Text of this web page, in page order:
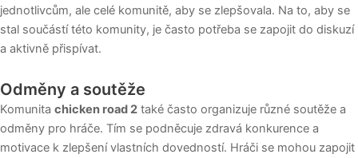
jednotlivcům, ale celé komunitě, aby se zlepšovala. Na to, aby se
stal součástí této komunity, je často potřeba se zapojit do diskuzí
a aktivně přispívat.
Odměny a soutěže
Komunita chicken road 2 také často organizuje různé soutěže a
odměny pro hráče. Tím se podněcuje zdravá konkurence a
motivace k zlepšení vlastních dovedností. Hráči se mohou zapojit